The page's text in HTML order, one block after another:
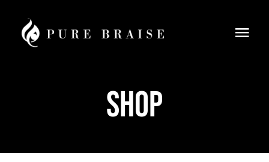
contenu
Shop